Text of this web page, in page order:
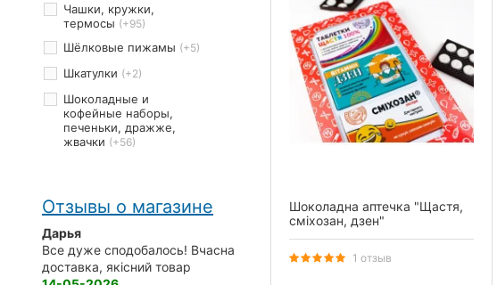
Шоколадна аптечка "Щастя,
сміхозан, дзен"
1 отзыв
Чашки, кружки,
термосы (+95)
Шёлковые пижамы (+5)
Шкатулки (+2)
Шоколадные и
кофейные наборы,
печеньки, дражже,
жвачки (+56)
Отзывы о магазине
Дарья
Все дуже сподобалось! Вчасна
доставка, якісний товар